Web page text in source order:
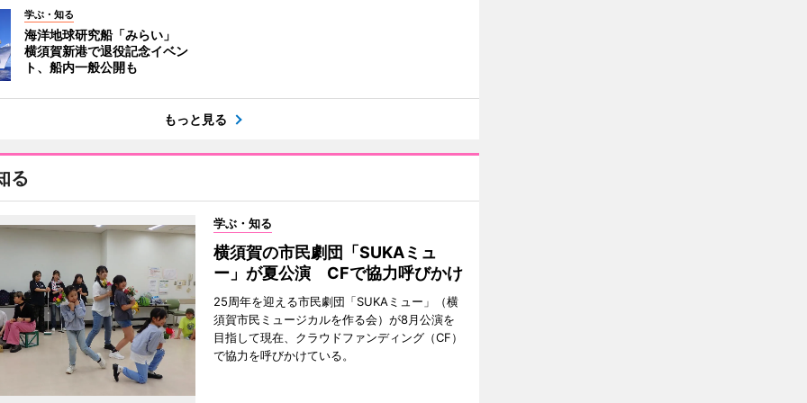
学ぶ・知る
海洋地球研究船「みらい」
横須賀新港で退役記念イベン
ト、船内一般公開も
もっと見る
る
学ぶ・知る
横須賀の市民劇団「SUKAミュ
ー」が夏公演 CFで協力呼びかけ
25周年を迎える市民劇団「SUKAミュー」（横
須賀市民ミュージカルを作る会）が8月公演を
目指して現在、クラウドファンディング（CF）
で協力を呼びかけている。